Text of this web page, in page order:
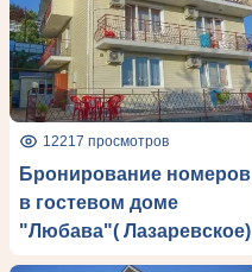
12217 просмотров
Бронирование номеров
в гостевом доме
"Любава"( Лазаревское)